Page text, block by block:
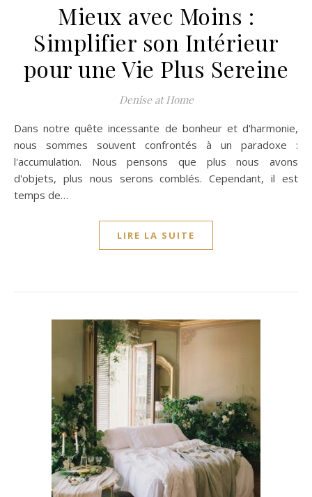
Mieux avec Moins :
Simplifier son Intérieur
pour une Vie Plus Sereine
Denise at Home
Dans notre quête incessante de bonheur et d'harmonie,
nous sommes souvent confrontés à un paradoxe :
l'accumulation. Nous pensons que plus nous avons
d'objets, plus nous serons comblés. Cependant, il est
temps de…
LIRE LA SUITE